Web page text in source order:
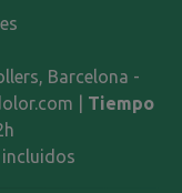
Barcelona -
| Tiempo